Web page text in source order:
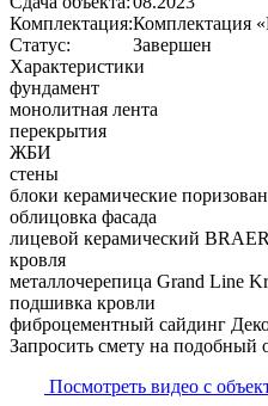
Комплектация:Комплектация
Статус:
Завершен
Характеристики
фундамент
монолитная лента
перекрытия
ЖБИ
стены
блоки керамические
облицовка фасада
лицевой керамический
кровля
металлочерепица Grand Line
подшивка кровли
фиброцементный сайдинг
Запросить смету на подобный
Посмотреть видео с